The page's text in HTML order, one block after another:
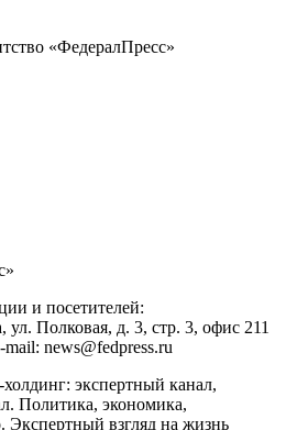
«ФедералПресс»
»
и посетителей:
, ул. Полковая, д. 3, стр. 3, офис 211
news@fedpress.ru
экспертный канал,
Политика, экономика,
Экспертный взгляд на жизнь